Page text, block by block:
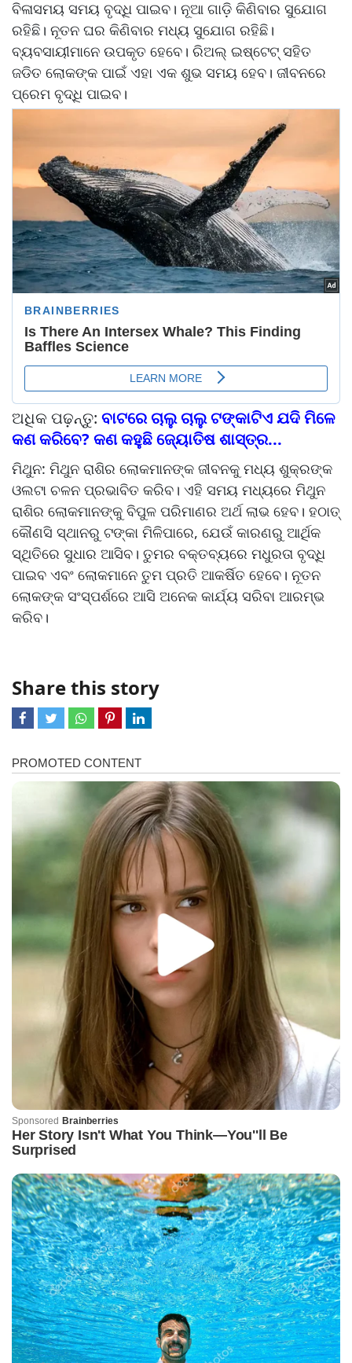
ବିଳାସମୟ ସମୟ ବୃଦ୍ଧି ପାଇବ। ନୂଆ ଗାଡ଼ି କିଣିବାର ସୁଯୋଗ
ରହିଛି। ନୂତନ ଘର କିଣିବାର ମଧ୍ୟ ସୁଯୋଗ ରହିଛି।
ବ୍ୟବସାୟୀମାନେ ଉପକୃତ ହେବେ। ରିଅଲ୍ ଇଷ୍ଟେଟ୍ ସହିତ
ଜଡିତ ଲୋକଙ୍କ ପାଇଁ ଏହା ଏକ ଶୁଭ ସମୟ ହେବ। ଜୀବନରେ
ପ୍ରେମ ବୃଦ୍ଧି ପାଇବ।
ଅଧିକ ପଢ଼ନ୍ତୁ: ବାଟରେ ଚାଲୁ ଚାଲୁ ଟଙ୍କାଟିଏ ଯଦି ମିଳେ
କଣ କରିବେ? କଣ କହୁଛି ଜ୍ୟୋତିଷ ଶାସ୍ତ୍ର...
ମିଥୁନ: ମିଥୁନ ରାଶିର ଲୋକମାନଙ୍କ ଜୀବନକୁ ମଧ୍ୟ ଶୁକ୍ରଙ୍କ
ଓଲଟା ଚଳନ ପ୍ରଭାବିତ କରିବ। ଏହି ସମୟ ମଧ୍ୟରେ ମିଥୁନ
ରାଶିର ଲୋକମାନଙ୍କୁ ବିପୁଳ ପରିମାଣର ଅର୍ଥ ଲାଭ ହେବ। ହଠାତ୍
କୌଣସି ସ୍ଥାନରୁ ଟଙ୍କା ମିଳିପାରେ, ଯେଉଁ କାରଣରୁ ଆର୍ଥିକ
ସ୍ଥିତିରେ ସୁଧାର ଆସିବ। ତୁମର ବକ୍ତବ୍ୟରେ ମଧୁରତା ବୃଦ୍ଧି
ପାଇବ ଏବଂ ଲୋକମାନେ ତୁମ ପ୍ରତି ଆକର୍ଷିତ ହେବେ। ନୂତନ
ଲୋକଙ୍କ ସଂସ୍ପର୍ଶରେ ଆସି ଅନେକ କାର୍ଯ୍ୟ ସରିବା ଆରମ୍ଭ
କରିବ।
Share this story